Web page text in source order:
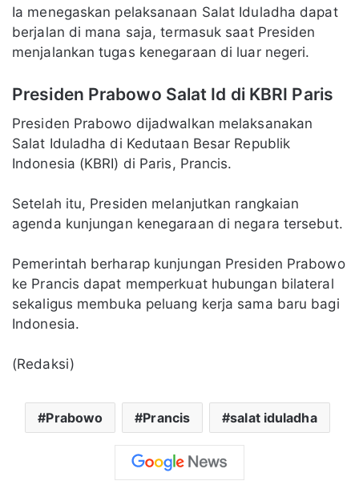
Ia menegaskan pelaksanaan Salat Iduladha dapat
berjalan di mana saja, termasuk saat Presiden
menjalankan tugas kenegaraan di luar negeri.
Presiden Prabowo Salat Id di KBRI Paris
Presiden Prabowo dijadwalkan melaksanakan
Salat Iduladha di Kedutaan Besar Republik
Indonesia (KBRI) di Paris, Prancis.
Setelah itu, Presiden melanjutkan rangkaian
agenda kunjungan kenegaraan di negara tersebut.
Pemerintah berharap kunjungan Presiden Prabowo
ke Prancis dapat memperkuat hubungan bilateral
sekaligus membuka peluang kerja sama baru bagi
Indonesia.
(Redaksi)
Prabowo Prancis salat iduladha